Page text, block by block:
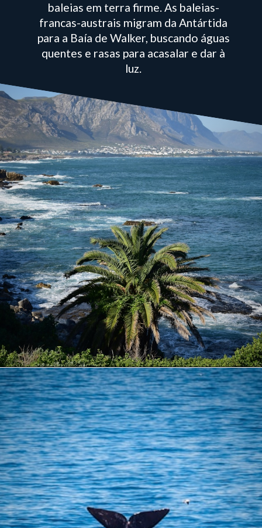
baleias em terra firme. As baleias-
francas-austrais migram da Antártida
para a Baía de Walker, buscando águas
quentes e rasas para acasalar e dar à
luz.